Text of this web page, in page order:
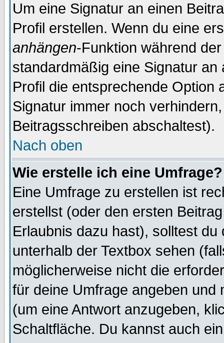
Um eine Signatur an einen
Profil erstellen. Wenn du eine
anhängen-Funktion während
standardmäßig eine Signatur
Profil die entsprechende Option
Signatur immer noch
Beitragsschreiben abschaltest).
Nach oben
Wie erstelle ich eine Umfrage?
Eine Umfrage zu erstellen ist
erstellst (oder den ersten
Erlaubnis dazu hast), solltest
unterhalb der Textbox sehen
möglicherweise nicht die
für deine Umfrage angeben und
(um eine Antwort anzugeben,
Schaltfläche. Du kannst auch